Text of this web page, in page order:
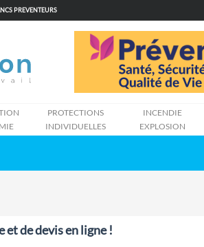
PREVENTEURS
PROTECTIONS
INDIVIDUELLES
INCENDIE
EXPLOSION
de devis en ligne !